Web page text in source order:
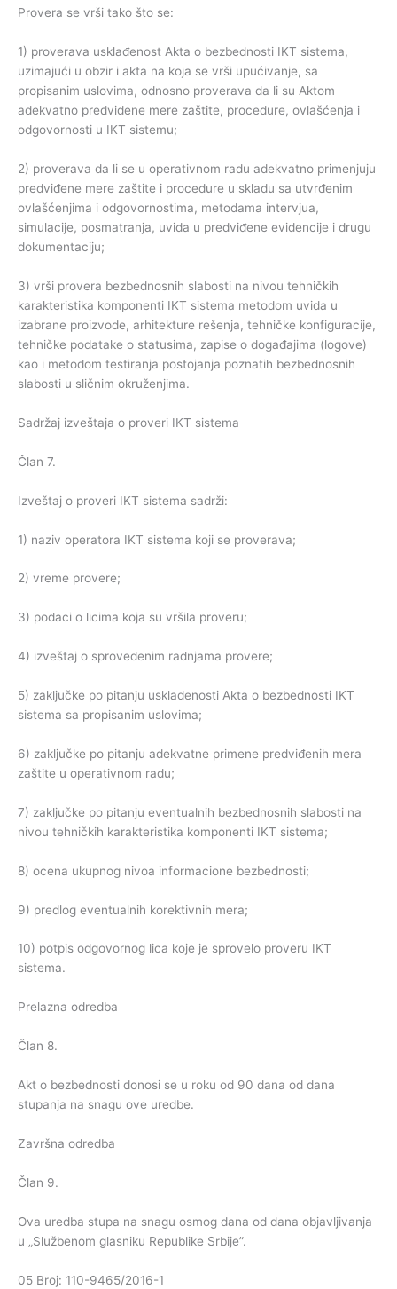
Provera se vrši tako što se:
1) proverava usklađenost Akta o bezbednosti IKT sistema,
uzimajući u obzir i akta na koja se vrši upućivanje, sa
propisanim uslovima, odnosno proverava da li su Aktom
adekvatno predviđene mere zaštite, procedure, ovlašćenja i
odgovornosti u IKT sistemu;
2) proverava da li se u operativnom radu adekvatno primenjuju
predviđene mere zaštite i procedure u skladu sa utvrđenim
ovlašćenjima i odgovornostima, metodama intervjua,
simulacije, posmatranja, uvida u predviđene evidencije i drugu
dokumentaciju;
3) vrši provera bezbednosnih slabosti na nivou tehničkih
karakteristika komponenti IKT sistema metodom uvida u
izabrane proizvode, arhitekture rešenja, tehničke konfiguracije,
tehničke podatake o statusima, zapise o događajima (logove)
kao i metodom testiranja postojanja poznatih bezbednosnih
slabosti u sličnim okruženjima.
Sadržaj izveštaja o proveri IKT sistema
Član 7.
Izveštaj o proveri IKT sistema sadrži:
1) naziv operatora IKT sistema koji se proverava;
2) vreme provere;
3) podaci o licima koja su vršila proveru;
4) izveštaj o sprovedenim radnjama provere;
5) zaključke po pitanju usklađenosti Akta o bezbednosti IKT
sistema sa propisanim uslovima;
6) zaključke po pitanju adekvatne primene predviđenih mera
zaštite u operativnom radu;
7) zaključke po pitanju eventualnih bezbednosnih slabosti na
nivou tehničkih karakteristika komponenti IKT sistema;
8) ocena ukupnog nivoa informacione bezbednosti;
9) predlog eventualnih korektivnih mera;
10) potpis odgovornog lica koje je sprovelo proveru IKT
sistema.
Prelazna odredba
Član 8.
Akt o bezbednosti donosi se u roku od 90 dana od dana
stupanja na snagu ove uredbe.
Završna odredba
Član 9.
Ova uredba stupa na snagu osmog dana od dana objavljivanja
u „Službenom glasniku Republike Srbije”.
05 Broj: 110-9465/2016-1